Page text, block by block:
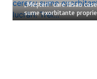
„Meșteri” care lăsau
sume exorbitante